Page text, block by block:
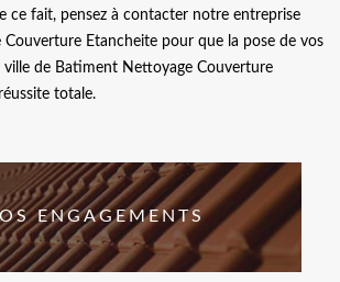
ce fait, pensez à contacter notre entreprise
Etancheite pour que la pose de vos
ville de Batiment Nettoyage Couverture
totale.
ENGAGEMENTS